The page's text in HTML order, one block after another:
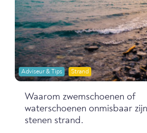
Adviseur & Tips Strand
Waarom zwemschoenen of
waterschoenen onmisbaar
stenen strand.